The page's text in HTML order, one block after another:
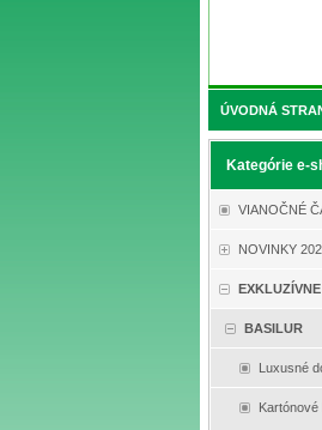
ÚVODNÁ
Kategórie e-
VIANOČNÉ
NOVINKY
BASILUR
Luxusné